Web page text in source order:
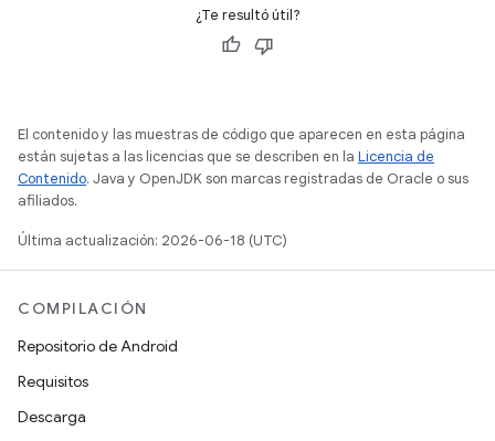
¿Te resultó útil?
El contenido y las muestras de código que aparecen en esta página
están sujetas a las licencias que se describen en la Licencia de
Contenido. Java y OpenJDK son marcas registradas de Oracle o sus
afiliados.
Última actualización: 2026-06-18 (UTC)
COMPILACIÓN
Repositorio de Android
Requisitos
Descarga